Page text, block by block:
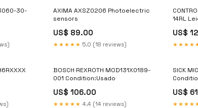
30-
AXIMA AXSZ0206 Photoelectric
sensors
US$ 89.00
★★★★★ 5.0 (18 reviews)
14RL
US$
BOSCH REXROTH MOD131X0189-
001 Condition:Usado
US$ 106.00
★★★★★ 4.4 (14 reviews)
SICK
US$